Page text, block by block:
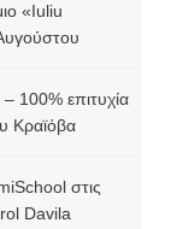
«Iuliu
100% επιτυχία
Κραϊόβα
στις
Davila